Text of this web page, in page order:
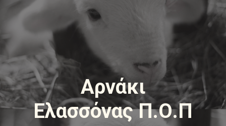
Αρνάκι
Ελασσόνας Π.Ο.Π